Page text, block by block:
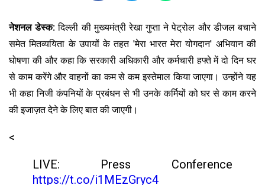
नेशनल डेस्क: दिल्ली की मुख्यमंत्री रेखा गुप्ता ने पेट्रोल और डीजल बचाने
समेत मितव्ययिता के उपायों के तहत 'मेरा भारत मेरा योगदान' अभियान की
घोषणा की और कहा कि सरकारी अधिकारी और कर्मचारी हफ्ते में दो दिन घर
से काम करेंगे और वाहनों का कम से कम इस्तेमाल किया जाएगा। उन्होंने यह
भी कहा निजी कंपनियों के प्रबंधन से भी उनके कर्मियों को घर से काम करने
की इजाज़त देने के लिए बात की जाएगी।
<
LIVE: Press Conference
https://t.co/i1MEzGryc4